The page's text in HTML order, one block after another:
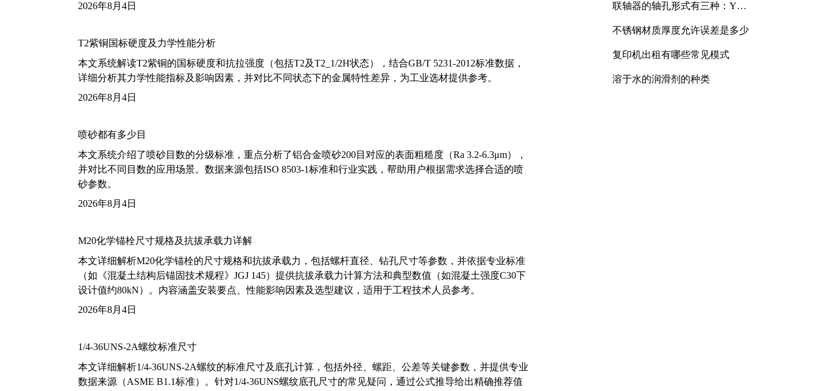
2026年8月4日
T2紫铜国标硬度及力学性能分析
本文系统解读T2紫铜的国标硬度和抗拉强度（包括T2及T2_1/2H状态），结合GB/T 5231-2012标准数据，
详细分析其力学性能指标及影响因素，并对比不同状态下的金属特性差异，为工业选材提供参考。
2026年8月4日
喷砂都有多少目
本文系统介绍了喷砂目数的分级标准，重点分析了铝合金喷砂200目对应的表面粗糙度（Ra 3.2-6.3μm），
并对比不同目数的应用场景。数据来源包括ISO 8503-1标准和行业实践，帮助用户根据需求选择合适的喷
砂参数。
2026年8月4日
M20化学锚栓尺寸规格及抗拔承载力详解
本文详细解析M20化学锚栓的尺寸规格和抗拔承载力，包括螺杆直径、钻孔尺寸等参数，并依据专业标准
（如《混凝土结构后锚固技术规程》JGJ 145）提供抗拔承载力计算方法和典型数值（如混凝土强度C30下
设计值约80kN）。内容涵盖安装要点、性能影响因素及选型建议，适用于工程技术人员参考。
2026年8月4日
1/4-36UNS-2A螺纹标准尺寸
本文详细解析1/4-36UNS-2A螺纹的标准尺寸及底孔计算，包括外径、螺距、公差等关键参数，并提供专业
数据来源（ASME B1.1标准）。针对1/4-36UNS螺纹底孔尺寸的常见疑问，通过公式推导给出精确推荐值
联轴器的轴孔形式有三种：Y
不锈钢材质厚度允许误差是多少
复印机出租有哪些常见模式
溶于水的润滑剂的种类